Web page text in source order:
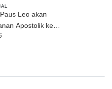
Leo akan
Apostolik ke
dan Peru